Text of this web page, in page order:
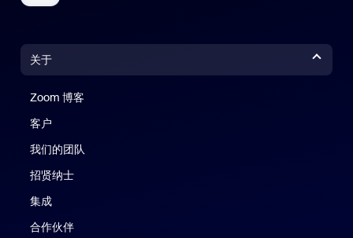
关于
Zoom 博客
客户
我们的团队
招贤纳士
集成
合作伙伴